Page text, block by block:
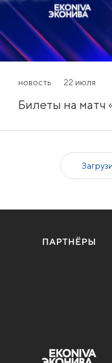
новость 22 июля
Билеты на матч